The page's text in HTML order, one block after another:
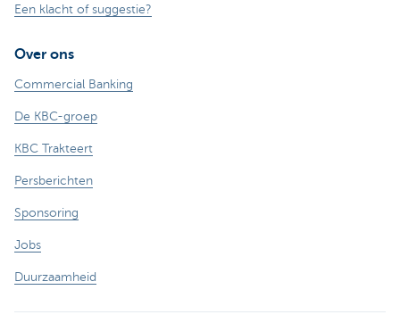
Een klacht of suggestie?
Over ons
Commercial Banking
De KBC-groep
KBC Trakteert
Persberichten
Sponsoring
Jobs
Duurzaamheid